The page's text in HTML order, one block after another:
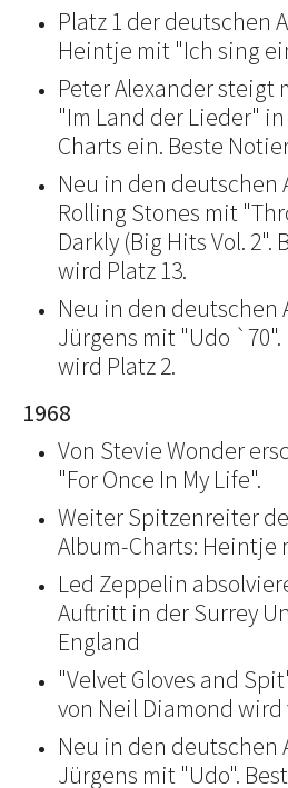
Platz 1 der deutschen
Heintje mit "Ich sing
Peter Alexander steigt
"Im Land der Lieder"
Charts ein. Beste
Neu in den deutschen
Rolling Stones mit
Darkly (Big Hits Vol.
wird Platz 13.
Neu in den deutschen
Jürgens mit "Udo
wird Platz 2.
1968
Von Stevie Wonder
"For Once In My Life".
Weiter Spitzenreiter
Album-Charts: Heintje
Led Zeppelin
Auftritt in der Surrey
England
"Velvet Gloves and
von Neil Diamond
Neu in den deutschen
Jürgens mit "Udo".